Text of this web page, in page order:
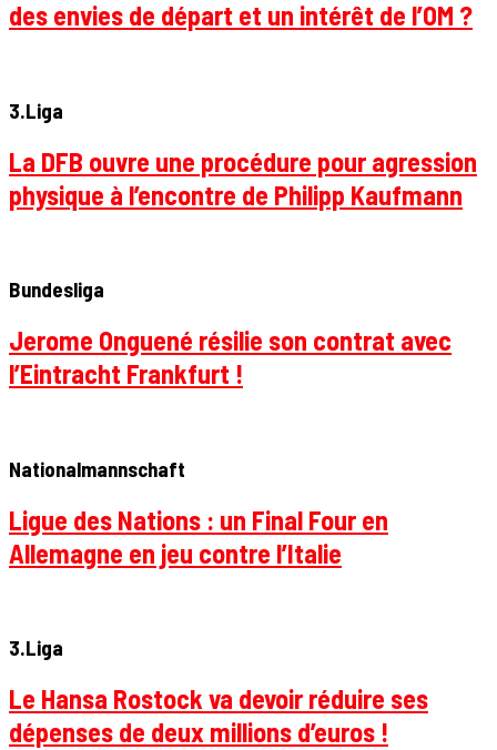
des envies de départ et un intérêt de l’OM ?
3.Liga
La DFB ouvre une procédure pour agression
physique à l’encontre de Philipp Kaufmann
Bundesliga
Jerome Onguené résilie son contrat avec
l’Eintracht Frankfurt !
Nationalmannschaft
Ligue des Nations : un Final Four en
Allemagne en jeu contre l’Italie
3.Liga
Le Hansa Rostock va devoir réduire ses
dépenses de deux millions d’euros !